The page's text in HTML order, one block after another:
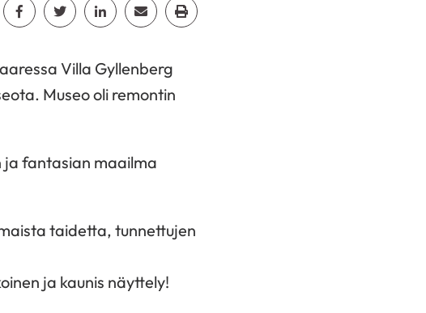
Jaa Facebook
Jaa TwitterJaa LinkedinJaa EmailJaa Print
Villa Gyllenberg
Museo oli remontin
ja fantasian maailma
taidetta, tunnettujen
ja kaunis näyttely!